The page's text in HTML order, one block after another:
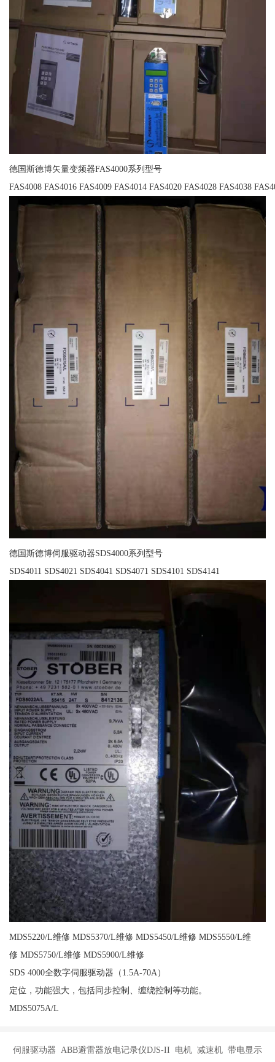
德国斯德博矢量变频器FAS4000系列型号
FAS4008 FAS4016 FAS4009 FAS4014 FAS4020 FAS4028 FAS4038
德国斯德博伺服驱动器SDS4000系列型号
SDS4011 SDS4021 SDS4041 SDS4071 SDS4101 SDS4141
MDS5220/L维修 MDS5370/L维修 MDS5450/L维修 MDS5550/L维
修 MDS5750/L维修 MDS5900/L维修
SDS 4000全数字伺服驱动器（1.5A-70A）
定位，功能强大，包括同步控制、缠绕控制等功能。
MDS5075A/L
伺服驱动器 ABB避雷器放电记录仪DJS-II 电机 减速机 带电显示